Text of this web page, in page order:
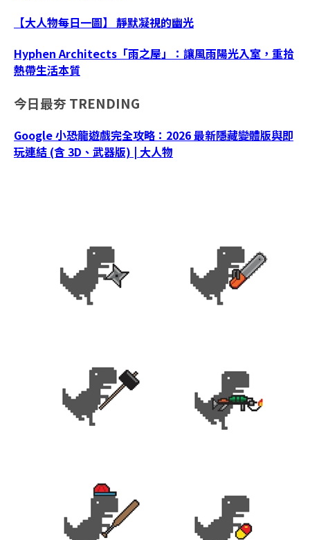
【大人物每日一圖】 靜默凝視的幽光
Hyphen Architects「雨之屋」：讓風雨陽光入室，重拾
熱帶生活本質
今日最夯 TRENDING
Google 小恐龍遊戲完全攻略：2026 最新隱藏變體版與即
玩連結 (含 3D、武器版) | 大人物